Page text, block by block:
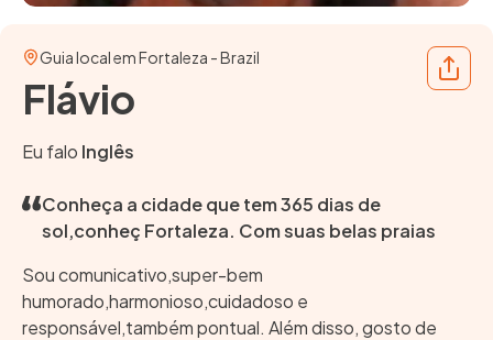
Guia local em Fortaleza - Brazil
Flávio Share
Eu falo Inglês
Conheça a cidade que tem 365 dias de
sol,conheç Fortaleza. Com suas belas praias
Sou comunicativo,super-bem
humorado,harmonioso,cuidadoso e
responsável,também pontual. Além disso, gosto de